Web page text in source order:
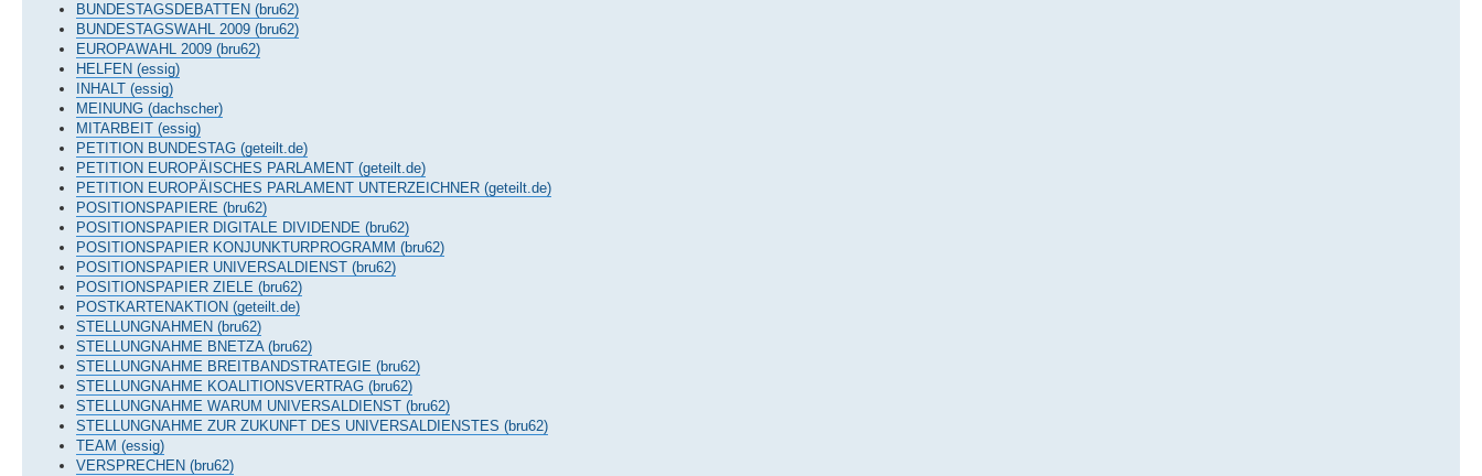
BUNDESTAGSDEBATTEN (bru62)
BUNDESTAGSWAHL 2009 (bru62)
EUROPAWAHL 2009 (bru62)
HELFEN (essig)
INHALT (essig)
MEINUNG (dachscher)
MITARBEIT (essig)
PETITION BUNDESTAG (geteilt.de)
PETITION EUROPÄISCHES PARLAMENT (geteilt.de)
PETITION EUROPÄISCHES PARLAMENT UNTERZEICHNER (geteilt.de)
POSITIONSPAPIERE (bru62)
POSITIONSPAPIER DIGITALE DIVIDENDE (bru62)
POSITIONSPAPIER KONJUNKTURPROGRAMM (bru62)
POSITIONSPAPIER UNIVERSALDIENST (bru62)
POSITIONSPAPIER ZIELE (bru62)
POSTKARTENAKTION (geteilt.de)
STELLUNGNAHMEN (bru62)
STELLUNGNAHME BNETZA (bru62)
STELLUNGNAHME BREITBANDSTRATEGIE (bru62)
STELLUNGNAHME KOALITIONSVERTRAG (bru62)
STELLUNGNAHME WARUM UNIVERSALDIENST (bru62)
STELLUNGNAHME ZUR ZUKUNFT DES UNIVERSALDIENSTES (bru62)
TEAM (essig)
VERSPRECHEN (bru62)